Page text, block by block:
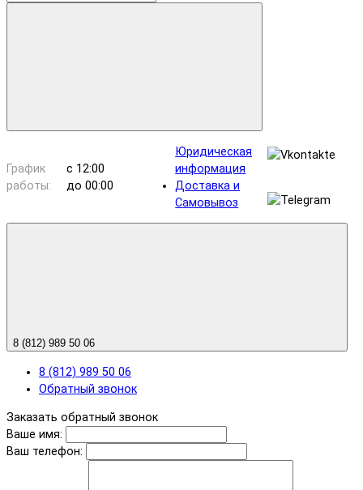
График
работы:
с 12:00
до 00:00
Юридическая
информация
Доставка и
Самовывоз
8 (812) 989 50 06
8 (812) 989 50 06
Обратный звонок
Заказать обратный звонок
Ваше имя:
Ваш телефон: